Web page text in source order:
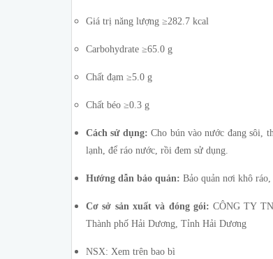
Giá trị năng lượng ≥282.7 kcal
Carbohydrate ≥65.0 g
Chất đạm ≥5.0 g
Chất béo ≥0.3 g
Cách sử dụng: Cho bún vào nước đang sôi,
lạnh, để ráo nước, rồi đem sử dụng.
Hướng dẫn bảo quản: Bảo quản nơi khô ráo,
Cơ sở sản xuất và đóng gói: CÔNG TY
Thành phố Hải Dương, Tỉnh Hải Dương
NSX: Xem trên bao bì